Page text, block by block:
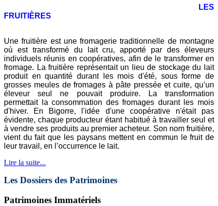
LES
FRUITIÈRES
Une fruitière est une fromagerie traditionnelle de montagne
où est transformé du lait cru, apporté par des éleveurs
individuels réunis en coopératives, afin de le transformer en
fromage. La fruitière représentait un lieu de stockage du lait
produit en quantité durant les mois d'été, sous forme de
grosses meules de fromages à pâte pressée et cuite, qu’un
éleveur seul ne pouvait produire. La transformation
permettait la consommation des fromages durant les mois
d'hiver. En Bigorre, l'idée d'une coopérative n'était pas
évidente, chaque producteur étant habitué à travailler seul et
à vendre ses produits au premier acheteur. Son nom fruitière,
vient du fait que les paysans mettent en commun le fruit de
leur travail, en l’occurrence le lait.
Lire la suite...
Les Dossiers des Patrimoines
Patrimoines Immatériels